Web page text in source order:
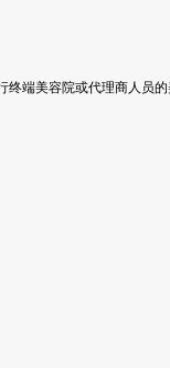
端美容院或代理商人员